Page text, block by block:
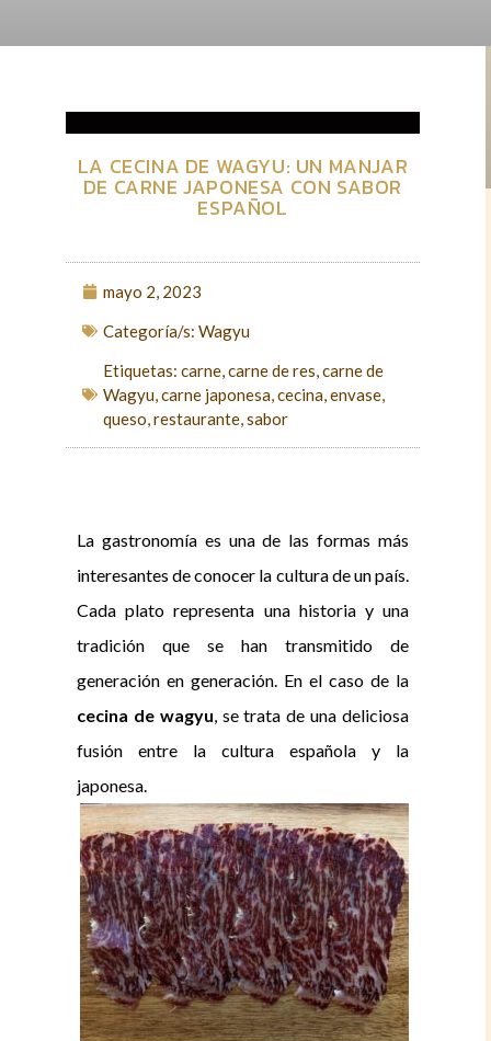
LA CECINA DE WAGYU: UN MANJAR
DE CARNE JAPONESA CON SABOR
ESPAÑOL
mayo 2, 2023
Categoría/s: Wagyu
Etiquetas: carne,carne de res,carne de
Wagyu,carne japonesa,cecina,envase,
queso,restaurante,sabor
La gastronomía es una de las formas más
interesantes de conocer la cultura de un país.
Cada plato representa una historia y una
tradición que se han transmitido de
generación en generación. En el caso de la
cecina de wagyu, se trata de una deliciosa
fusión entre la cultura española y la
japonesa.